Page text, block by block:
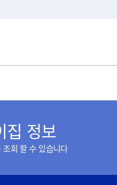
집 정보
조회 할 수 있습니다